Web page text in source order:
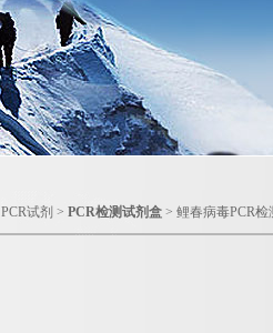
PCR试剂 > PCR检测试剂盒 > 鲤春病毒PCR